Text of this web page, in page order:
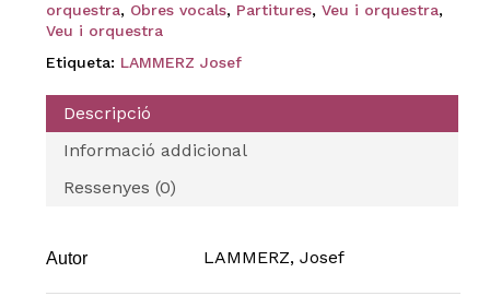
orquestra, Obres vocals, Partitures, Veu i orquestra,
Veu i orquestra
Etiqueta: LAMMERZ Josef
Descripció
Informació addicional
Ressenyes (0)
Autor LAMMERZ, Josef